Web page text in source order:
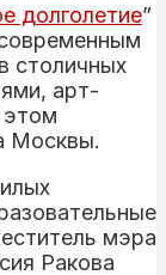
долголетие”
столичных
арт-
Москвы.
мэра
Ракова